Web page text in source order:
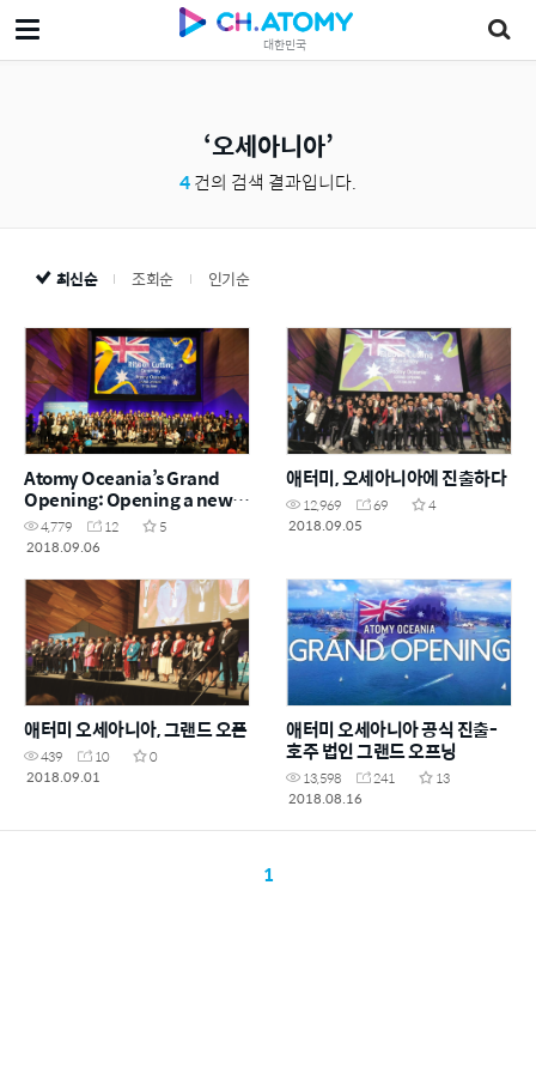
대한민국
오세아니아
4건의 검색 결과입니다.
최신순 조회순 인기순
Atomy Oceania’s Grand
Opening: Opening a new
era of Direct Selling in
Australia.
4,779 12
5
2018.09.06
애터미, 오세아니아에 진출하다
12,969 69
4
2018.09.05
애터미 오세아니아, 그랜드 오픈
439 10
0
2018.09.01
애터미 오세아니아 공식 진출-
호주 법인 그랜드 오프닝
13,598 241
13
2018.08.16
1